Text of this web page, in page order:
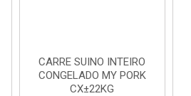
CARRE SUINO INTEIRO
CONGELADO MY PORK
CX±22KG